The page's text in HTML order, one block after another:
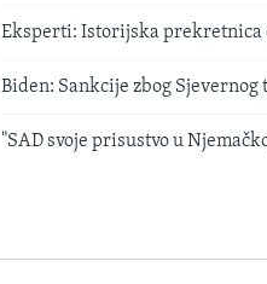
Eksperti: Istorijska prekretnica
Biden: Sankcije zbog
"SAD svoje prisustvo u